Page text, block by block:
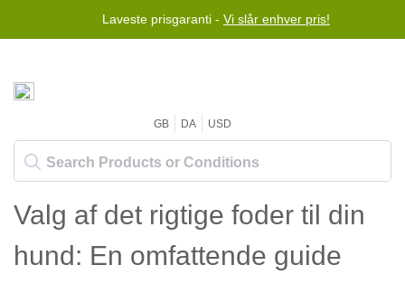
Laveste prisgaranti - Vi slår enhver pris!
GB DA USD
Valg af det rigtige foder til din
hund: En omfattende guide